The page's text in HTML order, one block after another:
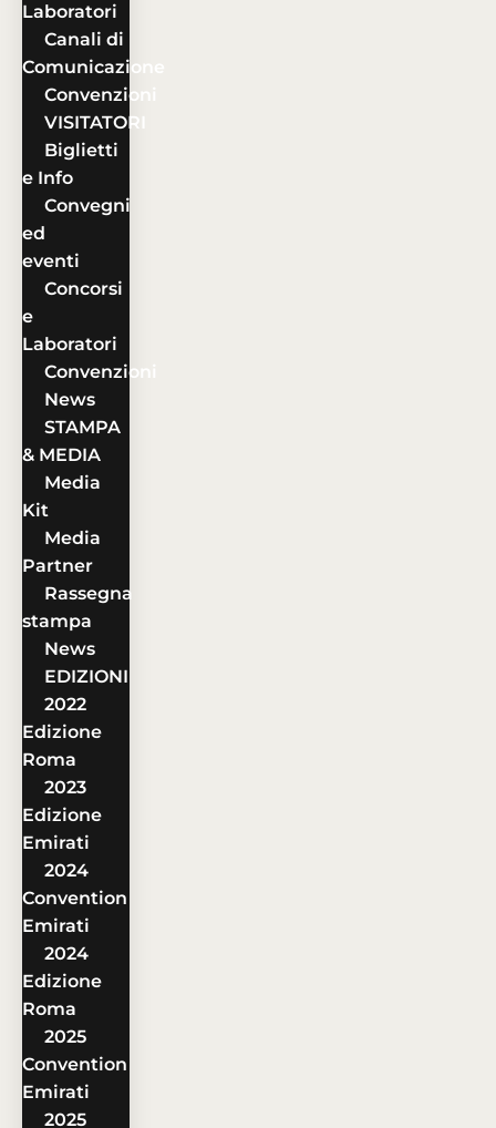
Laboratori
Canali di
Comunicazione
Convenzioni
VISITATORI
Biglietti
e Info
Convegni
ed
eventi
Concorsi
e
Laboratori
Convenzioni
News
STAMPA
& MEDIA
Media
Kit
Media
Partner
Rassegna
stampa
News
EDIZIONI
2022
Edizione
Roma
2023
Edizione
Emirati
2024
Convention
Emirati
2024
Edizione
Roma
2025
Convention
Emirati
2025